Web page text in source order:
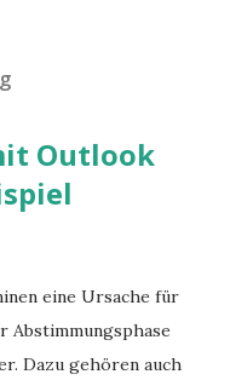
Outlook
eine Ursache für
Abstimmungsphase
Dazu gehören auch